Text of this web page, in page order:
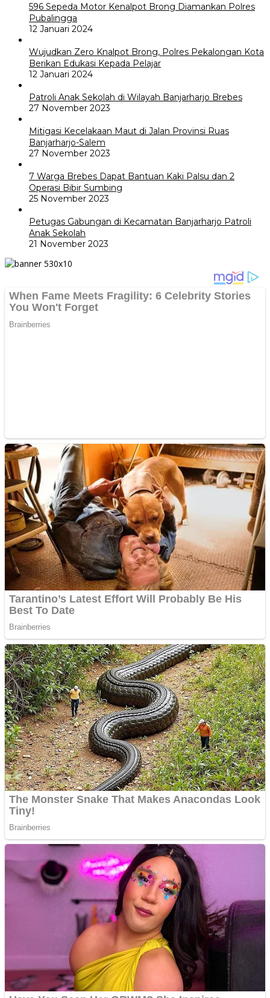
596 Sepeda Motor Kenalpot Brong Diamankan Polres
Pubalingga
12 Januari 2024
Wujudkan Zero Knalpot Brong, Polres Pekalongan Kota
Berikan Edukasi Kepada Pelajar
12 Januari 2024
Patroli Anak Sekolah di Wilayah Banjarharjo Brebes
27 November 2023
Mitigasi Kecelakaan Maut di Jalan Provinsi Ruas
Banjarharjo-Salem
27 November 2023
7 Warga Brebes Dapat Bantuan Kaki Palsu dan 2
Operasi Bibir Sumbing
25 November 2023
Petugas Gabungan di Kecamatan Banjarharjo Patroli
Anak Sekolah
21 November 2023